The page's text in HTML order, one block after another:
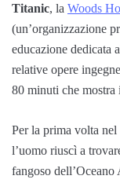
Titanic, la Woods
(un’organizzazione
educazione dedicata
relative opere
80 minuti che
Per la prima volta
l’uomo riuscì a
fangoso